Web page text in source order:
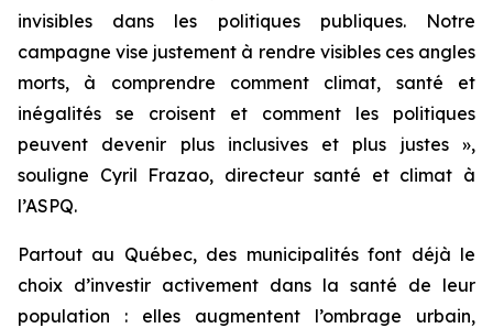
invisibles dans les politiques publiques. Notre
campagne vise justement à rendre visibles ces angles
morts, à comprendre comment climat, santé et
inégalités se croisent et comment les politiques
peuvent devenir plus inclusives et plus justes »,
souligne Cyril Frazao, directeur santé et climat à
l’ASPQ.
Partout au Québec, des municipalités font déjà le
choix d’investir activement dans la santé de leur
population : elles augmentent l’ombrage urbain,